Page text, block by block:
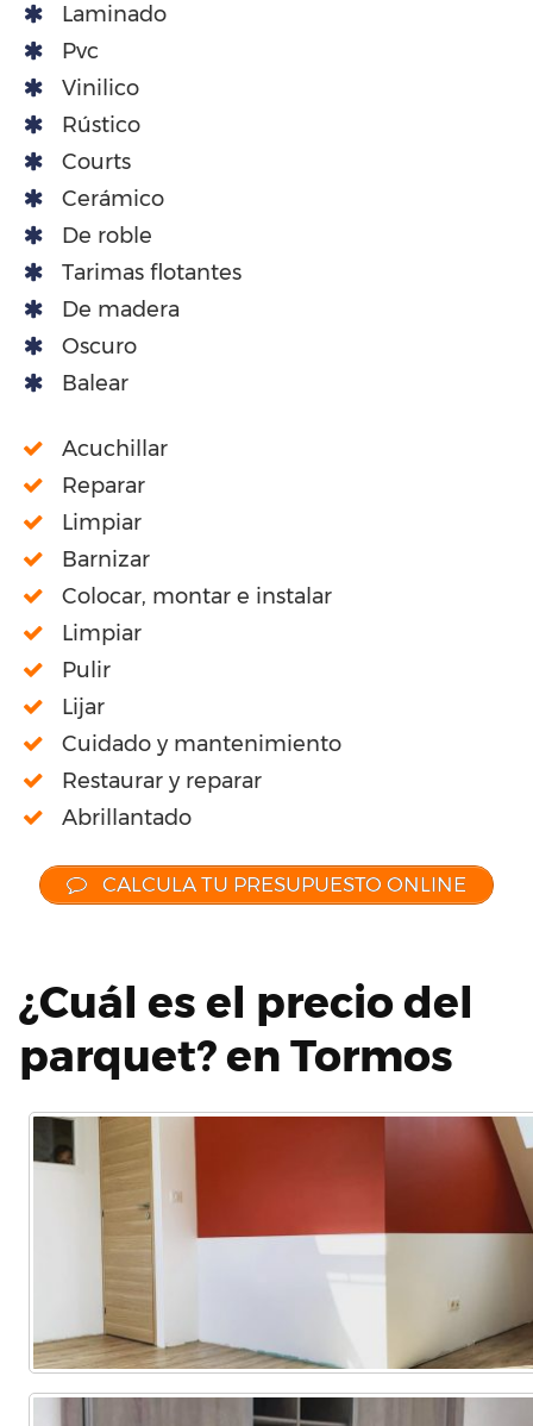
Laminado
Pvc
Vinilico
Rústico
Courts
Cerámico
De roble
Tarimas flotantes
De madera
Oscuro
Balear
Acuchillar
Reparar
Limpiar
Barnizar
Colocar, montar e instalar
Limpiar
Pulir
Lijar
Cuidado y mantenimiento
Restaurar y reparar
Abrillantado
CALCULA TU PRESUPUESTO ONLINE
¿Cuál es el precio del
parquet? en Tormos